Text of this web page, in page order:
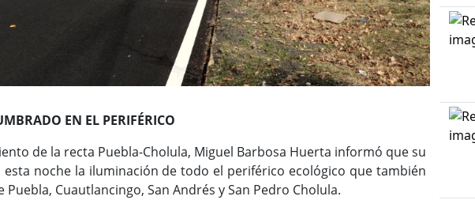
EN EL PERIFÉRICO
de la recta Puebla-Cholula, Miguel Barbosa Huerta informó que su
noche la iluminación de todo el periférico ecológico que también
Cuautlancingo, San Andrés y San Pedro Cholula.